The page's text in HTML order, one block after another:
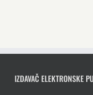
IZDAVAČ ELEKTRONSKE